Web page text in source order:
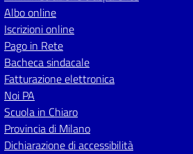
Albo online
Iscrizioni online
Pago in Rete
Bacheca sindacale
Fatturazione elettronica
Noi PA
Scuola in Chiaro
Provincia di Milano
Dichiarazione di accessibilità